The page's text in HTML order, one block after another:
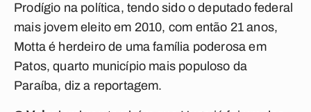
Prodígio na política, tendo sido o deputado federal
mais jovem eleito em 2010, com então 21 anos,
Motta é herdeiro de uma família poderosa em
Patos, quarto município mais populoso da
Paraíba, diz a reportagem.